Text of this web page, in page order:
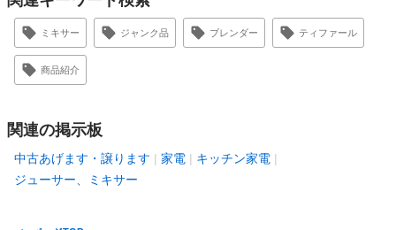
ミキサー ジャンク品 ブレンダー ティファール
商品紹介
関連の掲示板
中古あげます・譲ります 家電
キッチン家電
ジューサー、ミキサー